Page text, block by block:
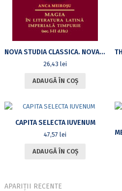
NOVA STUDIA CLASSICA. NOVA SERIES. V, 2018. MAGIA ÎN LITERATURA LATINĂ IMPERIALĂ TIMPURIE (SEC. I-II D.HR.)
26,43lei
ADAUGĂ ÎN COȘ
CAPITA SELECTA IUVENUM
47,57lei
ADAUGĂ ÎN COȘ
APARIȚII RECENTE